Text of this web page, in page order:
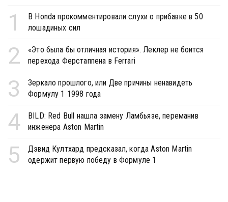
1
В Honda прокомментировали слухи о прибавке в 50
лошадиных сил
2
«Это была бы отличная история». Леклер не боится
перехода Ферстаппена в Ferrari
3
Зеркало прошлого, или Две причины ненавидеть
Формулу 1 1998 года
4
BILD: Red Bull нашла замену Ламбьязе, переманив
инженера Aston Martin
5
Дэвид Култхард предсказал, когда Aston Martin
одержит первую победу в Формуле 1